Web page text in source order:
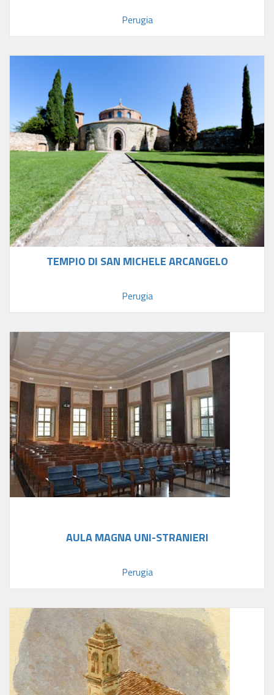
Perugia
TEMPIO DI SAN MICHELE ARCANGELO
Perugia
AULA MAGNA UNI-STRANIERI
Perugia